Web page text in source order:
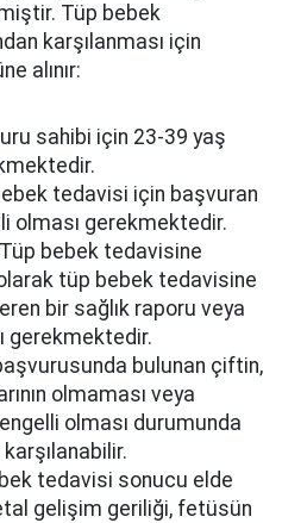
Tüp bebek
karşılanması için
alınır:
sahibi için 23-39 yaş
tedavisi için başvuran
olması gerekmektedir.
Tüp bebek tedavisine
tüp bebek tedavisine
bir sağlık raporu veya
gerekmektedir.
bulunan çiftin,
olmaması veya
olması durumunda
tedavisi sonucu elde
gelişim geriliği, fetüsün